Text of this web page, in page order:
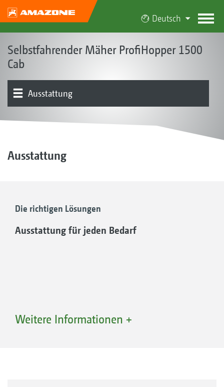
Deutsch
Selbstfahrender Mäher ProfiHopper 1500
Cab
Ausstattung
Ausstattung
Die richtigen Lösungen
Ausstattung für jeden Bedarf
Weitere Informationen +